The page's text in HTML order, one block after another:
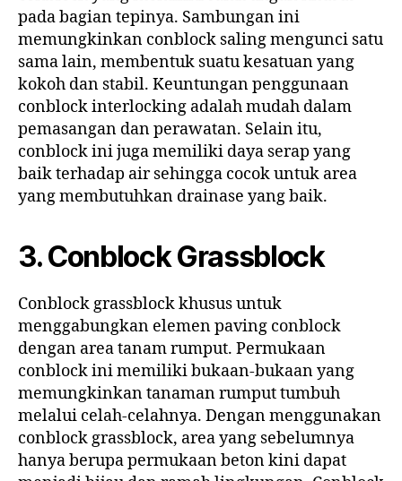
pada bagian tepinya. Sambungan ini
memungkinkan conblock saling mengunci satu
sama lain, membentuk suatu kesatuan yang
kokoh dan stabil. Keuntungan penggunaan
conblock interlocking adalah mudah dalam
pemasangan dan perawatan. Selain itu,
conblock ini juga memiliki daya serap yang
baik terhadap air sehingga cocok untuk area
yang membutuhkan drainase yang baik.
3. Conblock Grassblock
Conblock grassblock khusus untuk
menggabungkan elemen paving conblock
dengan area tanam rumput. Permukaan
conblock ini memiliki bukaan-bukaan yang
memungkinkan tanaman rumput tumbuh
melalui celah-celahnya. Dengan menggunakan
conblock grassblock, area yang sebelumnya
hanya berupa permukaan beton kini dapat